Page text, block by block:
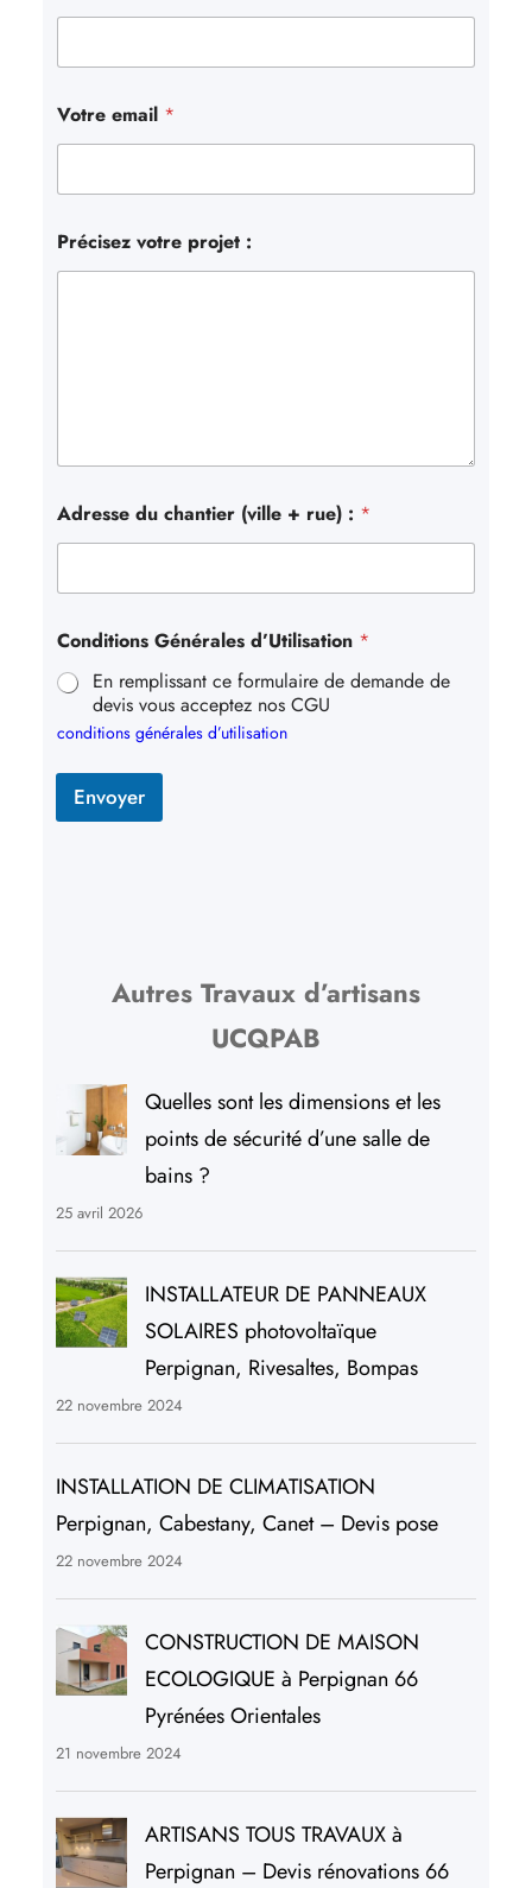
Votre email *
Précisez votre projet :
Adresse du chantier (ville + rue) : *
Conditions Générales d’Utilisation *
En remplissant ce formulaire de demande de
devis vous acceptez nos CGU
conditions générales d’utilisation
Envoyer
Autres Travaux d’artisans
UCQPAB
Quelles sont les dimensions et les
points de sécurité d’une salle de
bains ?
25 avril 2026
INSTALLATEUR DE PANNEAUX
SOLAIRES photovoltaïque
Perpignan, Rivesaltes, Bompas
22 novembre 2024
INSTALLATION DE CLIMATISATION
Perpignan, Cabestany, Canet – Devis pose
22 novembre 2024
CONSTRUCTION DE MAISON
ECOLOGIQUE à Perpignan 66
Pyrénées Orientales
21 novembre 2024
ARTISANS TOUS TRAVAUX à
Perpignan – Devis rénovations 66